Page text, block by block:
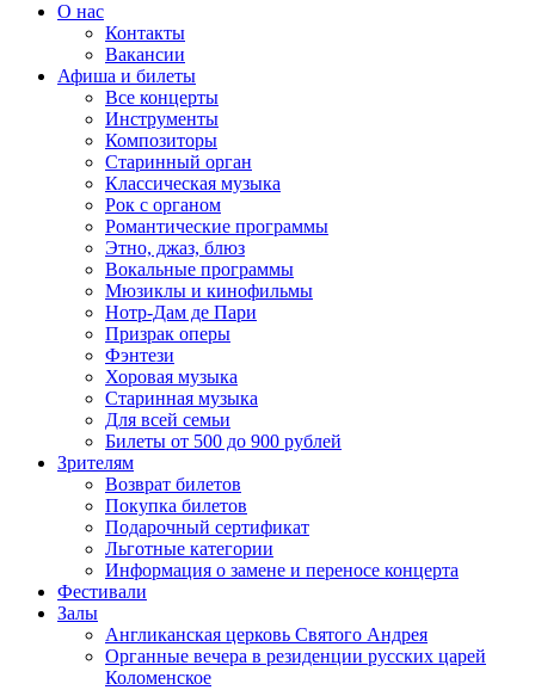
О нас
Контакты
Вакансии
Афиша и билеты
Все концерты
Инструменты
Композиторы
Старинный орган
Классическая музыка
Рок с органом
Романтические программы
Этно, джаз, блюз
Вокальные программы
Мюзиклы и кинофильмы
Нотр-Дам де Пари
Призрак оперы
Фэнтези
Хоровая музыка
Старинная музыка
Для всей семьи
Билеты от 500 до 900 рублей
Зрителям
Возврат билетов
Покупка билетов
Подарочный сертификат
Льготные категории
Информация о замене и переносе концерта
Фестивали
Залы
Англиканская церковь Святого Андрея
Органные вечера в резиденции русских царей
Коломенское